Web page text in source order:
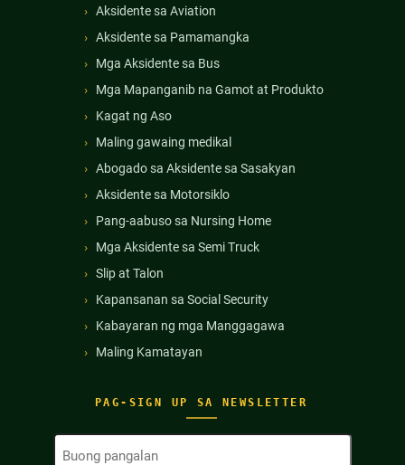
PAG-SIGN UP SA NEWSLETTER
Buong
Aksidente sa Aviation
Aksidente sa Pamamangka
Mga Aksidente sa Bus
Mga Mapanganib na Gamot at Produkto
Kagat ng Aso
Maling gawaing medikal
Abogado sa Aksidente sa Sasakyan
Aksidente sa Motorsiklo
Pang-aabuso sa Nursing Home
Mga Aksidente sa Semi Truck
Slip at Talon
Kapansanan sa Social Security
Kabayaran ng mga Manggagawa
Maling Kamatayan